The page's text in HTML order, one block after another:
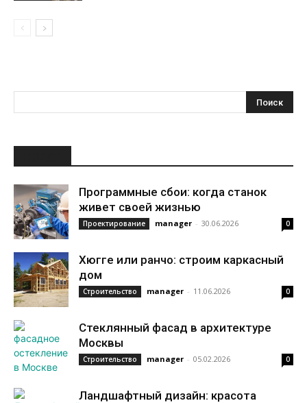
Программные сбои: когда станок
живет своей жизнью
Проектирование manager - 30.06.2026 0
Хюгге или ранчо: строим каркасный
дом
Строительство manager - 11.06.2026 0
Стеклянный фасад в архитектуре
Москвы
Строительство manager - 05.02.2026 0
Ландшафтный дизайн: красота